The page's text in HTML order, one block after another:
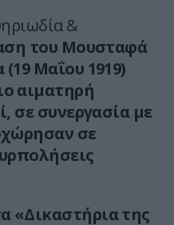
&
του Μουσταφά
Μαΐου 1919)
αιματηρή
σε συνεργασία με
σε
«Δικαστήρια της